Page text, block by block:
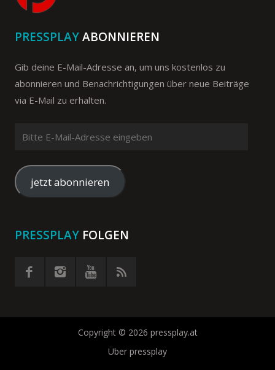
PRESSPLAYABONNIEREN
Gib deine E-Mail-Adresse an, um uns kostenlos zu
abonnieren und Benachrichtigungen über neue Beiträge
via E-Mail zu erhalten.
Mail-
Adresse
eingeben
jetzt abonnieren
PRESSPLAY FOLGEN
Copyright © 2026 pressplay.at
Über pressplay